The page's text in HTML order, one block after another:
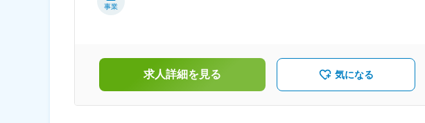
事業
44社のうちの認定ビジネスパートナーです。両社とも取引先を厳選、集約の
益々重要な位置づけとなります。また、同社はエンドユーザー（主に中堅企
直接取引やイントラマートを活用したアプリケーション開発、企業向けITコ
社は将来を睨んだビジネスにも積極的に投資しております。■社風：５～６
対話会を開催し、全社員が社長と直接コミュニケーションをとれる機会を設
求人詳細を見る 気になる